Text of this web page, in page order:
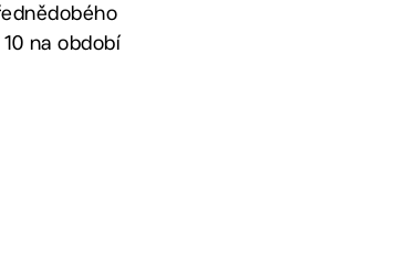
na období